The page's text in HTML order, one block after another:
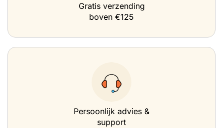
Gratis verzending
boven €125
Persoonlijk advies &
support